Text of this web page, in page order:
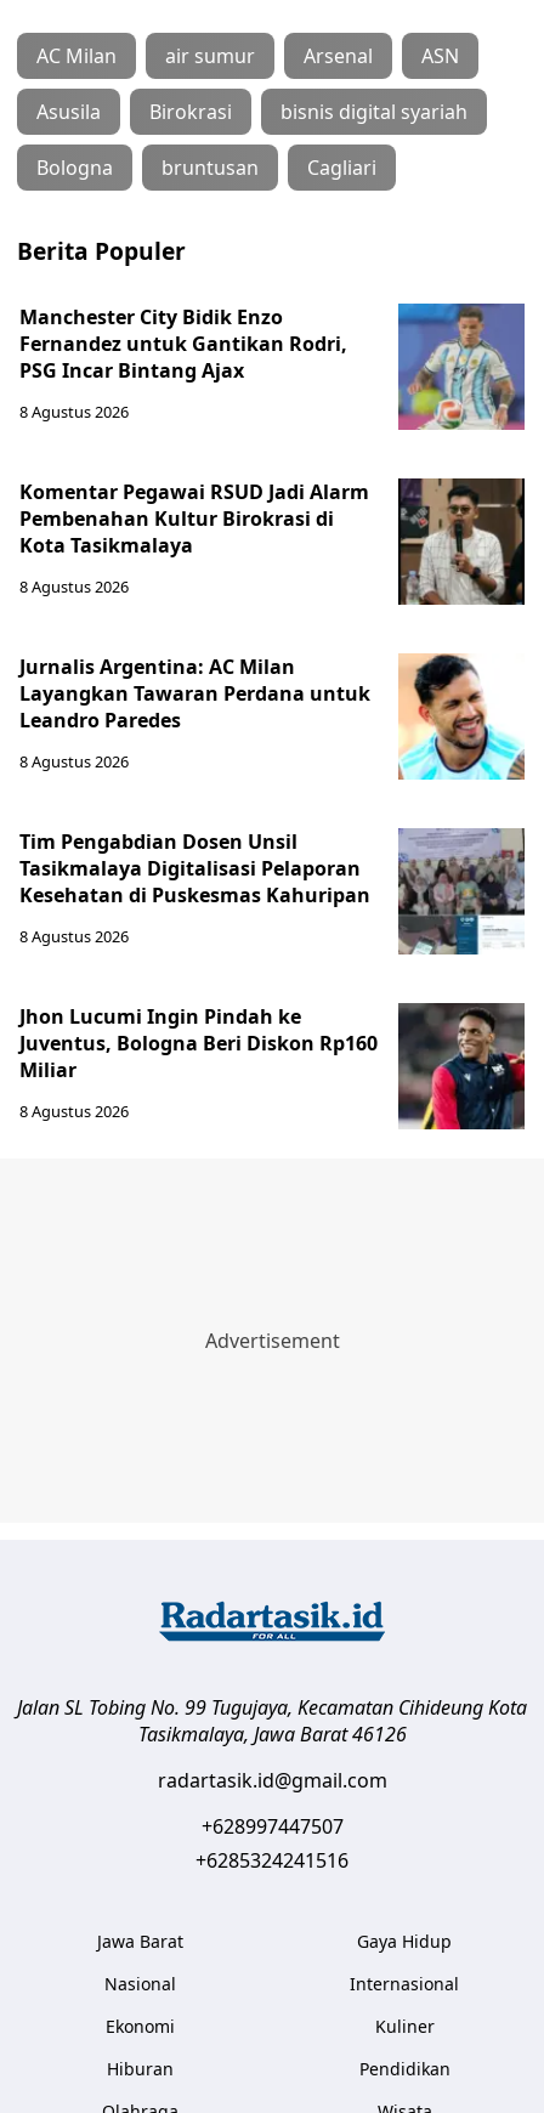
AC Milan air sumur Arsenal ASN
Asusila Birokrasi bisnis digital syariah
Bologna bruntusan Cagliari
Berita Populer
Manchester City Bidik Enzo
Fernandez untuk Gantikan Rodri,
PSG Incar Bintang Ajax
8 Agustus 2026
Komentar Pegawai RSUD Jadi Alarm
Pembenahan Kultur Birokrasi di
Kota Tasikmalaya
8 Agustus 2026
Jurnalis Argentina: AC Milan
Layangkan Tawaran Perdana untuk
Leandro Paredes
8 Agustus 2026
Tim Pengabdian Dosen Unsil
Tasikmalaya Digitalisasi Pelaporan
Kesehatan di Puskesmas Kahuripan
8 Agustus 2026
Jhon Lucumi Ingin Pindah ke
Juventus, Bologna Beri Diskon Rp160
Miliar
8 Agustus 2026
Jalan SL Tobing No. 99 Tugujaya, Kecamatan CihideungKota
Tasikmalaya, Jawa Barat 46126
radartasik.id@gmail.com
+628997447507
+6285324241516
Jawa Barat
Nasional
Ekonomi
Hiburan
Gaya Hidup
Internasional
Kuliner
Pendidikan